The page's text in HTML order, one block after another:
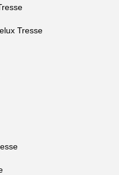
Tresse